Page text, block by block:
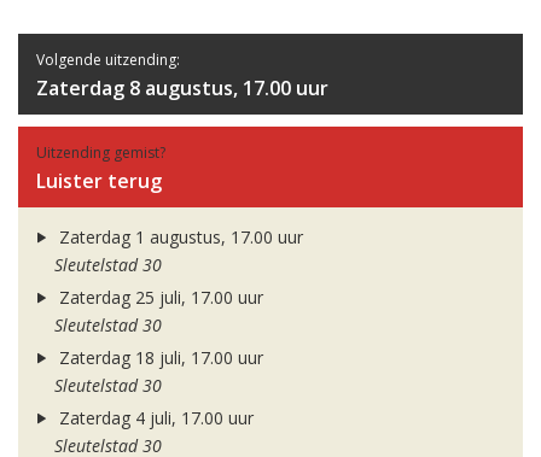
Volgende uitzending:
Zaterdag 8 augustus, 17.00 uur
Uitzending gemist?
Luister terug
Zaterdag 1 augustus, 17.00 uur
Sleutelstad 30
Zaterdag 25 juli, 17.00 uur
Sleutelstad 30
Zaterdag 18 juli, 17.00 uur
Sleutelstad 30
Zaterdag 4 juli, 17.00 uur
Sleutelstad 30